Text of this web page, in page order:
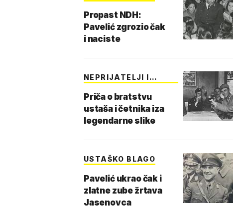
Propast NDH:
Pavelić zgrozio čak
i naciste
NEPRIJATELJI I
Priča o bratstvu
ustaša i četnika iza
legendarne slike
USTAŠKO BLAGO
Pavelić ukrao čak i
zlatne zube žrtava
Jasenovca